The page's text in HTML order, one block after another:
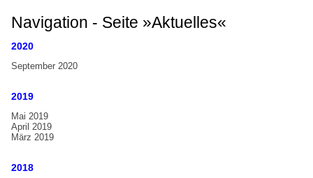
Glossar
Handbell Compendium
Galerie
Handglocken-Workshop Karlsruhe 2017
Tübingen
Navigation - Seite »Aktuelles«
2020
September 2020
2019
Mai 2019
April 2019
März 2019
2018